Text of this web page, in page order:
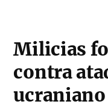
Milicias
contra
ucraniano